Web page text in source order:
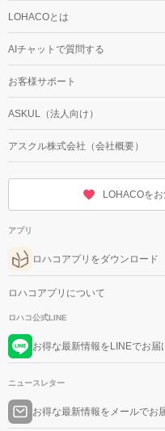
LOHACOとは
AIチャットで質問する
お客様サポート
ASKUL（法人向け）
アスクル株式会社（会社概要）
LOHACOを
アプリ
ロハコアプリをダウンロード
ロハコアプリについて
ロハコ公式LINE
お得な最新情報をLINEでお届
ニュースレター
お得な最新情報をメールでお